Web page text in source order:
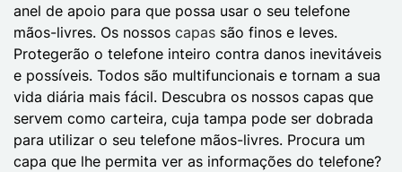
anel de apoio para que possa usar o seu telefone
mãos-livres. Os nossos capas são finos e leves.
Protegerão o telefone inteiro contra danos inevitáveis
e possíveis. Todos são multifuncionais e tornam a sua
vida diária mais fácil. Descubra os nossos capas que
servem como carteira, cuja tampa pode ser dobrada
para utilizar o seu telefone mãos-livres. Procura um
capa que lhe permita ver as informações do telefone?